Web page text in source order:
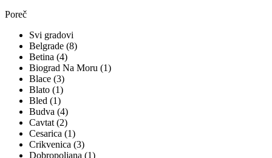
Poreč
Svi gradovi
Belgrade (8)
Betina (4)
Biograd Na Moru (1)
Blace (3)
Blato (1)
Bled (1)
Budva (4)
Cavtat (2)
Cesarica (1)
Crikvenica (3)
Dobropoljana (1)